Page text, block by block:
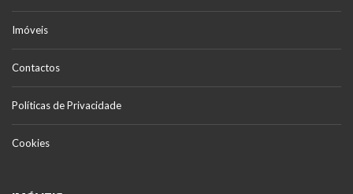
Imóveis
Contactos
Políticas de Privacidade
Cookies